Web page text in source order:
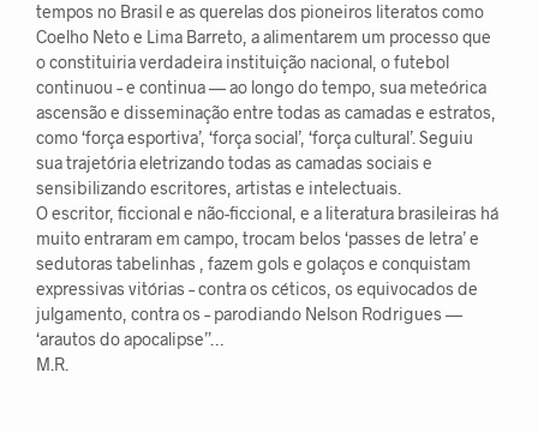
tempos no Brasil e as querelas dos pioneiros literatos como
Coelho Neto e Lima Barreto, a alimentarem um processo que
o constituiria verdadeira instituição nacional, o futebol
continuou – e continua — ao longo do tempo, sua meteórica
ascensão e disseminação entre todas as camadas e estratos,
como ‘força esportiva’, ‘força social’, ‘força cultural’. Seguiu
sua trajetória eletrizando todas as camadas sociais e
sensibilizando escritores, artistas e intelectuais.
O escritor, ficcional e não-ficcional, e a literatura brasileiras há
muito entraram em campo, trocam belos ‘passes de letra’ e
sedutoras tabelinhas , fazem gols e golaços e conquistam
expressivas vitórias – contra os céticos, os equivocados de
julgamento, contra os – parodiando Nelson Rodrigues —
‘arautos do apocalipse”…
M.R.